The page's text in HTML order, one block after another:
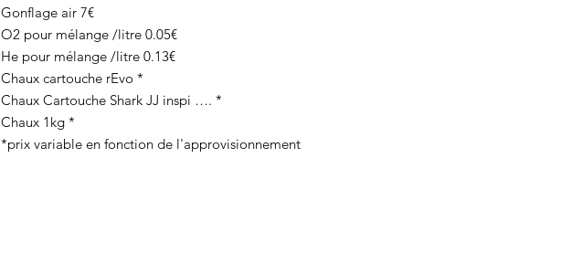
Gonflage air 7€
O2 pour mélange /litre 0.05€
He pour mélange /litre 0.13€
Chaux cartouche rEvo *
Chaux Cartouche Shark JJ inspi …. *
Chaux 1kg *
*prix variable en fonction de l'approvisionnement